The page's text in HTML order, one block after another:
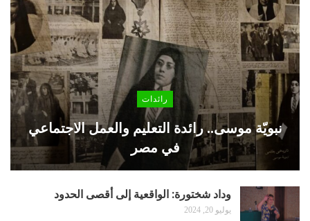
رائدات
نبويّة موسى.. رائدة التعليم والعمل الاجتماعي
في مصر
وداد شختورة: الواقعية إلى أقصى الحدود
يوليو 20, 2024